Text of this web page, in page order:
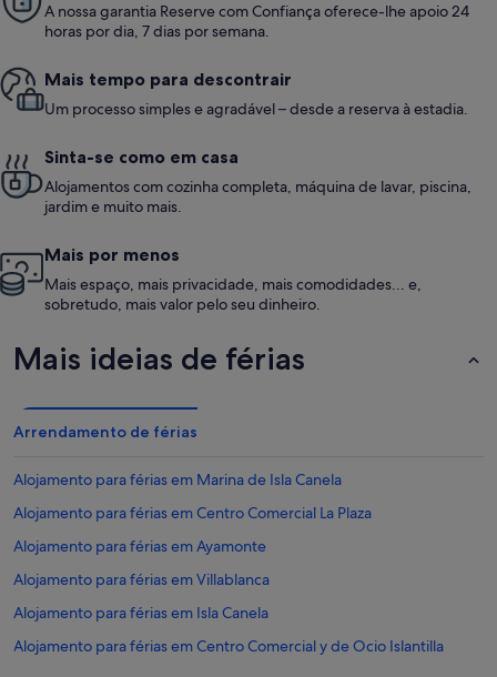
A nossa garantia Reserve com Confiança oferece-lhe apoio 24
horas por dia, 7 dias por semana.
Mais tempo para descontrair
Um processo simples e agradável – desde a reserva à estadia.
Sinta-se como em casa
Alojamentos com cozinha completa, máquina de lavar, piscina,
jardim e muito mais.
Mais por menos
Mais espaço, mais privacidade, mais comodidades... e,
sobretudo, mais valor pelo seu dinheiro.
Mais ideias de férias
Arrendamento de férias
Alojamento para férias em Marina de Isla Canela
Alojamento para férias em Centro Comercial La Plaza
Alojamento para férias em Ayamonte
Alojamento para férias em Villablanca
Alojamento para férias em Isla Canela
Alojamento para férias em Centro Comercial y de Ocio Islantilla